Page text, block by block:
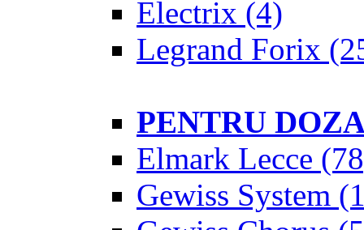
Electrix (4)
Legrand Forix
PENTRU
Elmark Lecce
Gewiss System